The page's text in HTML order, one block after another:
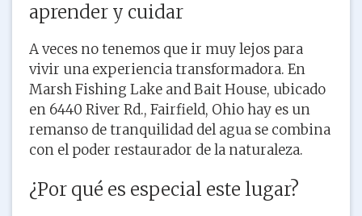
aprender y cuidar
A veces no tenemos que ir muy lejos para
vivir una experiencia transformadora. En
Marsh Fishing Lake and Bait House, ubicado
en 6440 River Rd., Fairfield, Ohio hay es un
remanso de tranquilidad del agua se combina
con el poder restaurador de la naturaleza.
¿Por qué es especial este lugar?